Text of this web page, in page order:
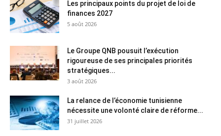
Les principaux points du projet de loi de
finances 2027
5 août 2026
Le Groupe QNB pousuit l’exécution
rigoureuse de ses principales priorités
stratégiques...
3 août 2026
La relance de l’économie tunisienne
nécessite une volonté claire de réforme...
31 juillet 2026